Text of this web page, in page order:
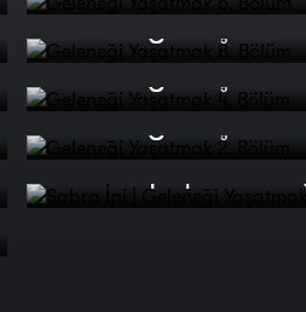
Geleneği
Geleneği
Geleneği
Sabra İpi |